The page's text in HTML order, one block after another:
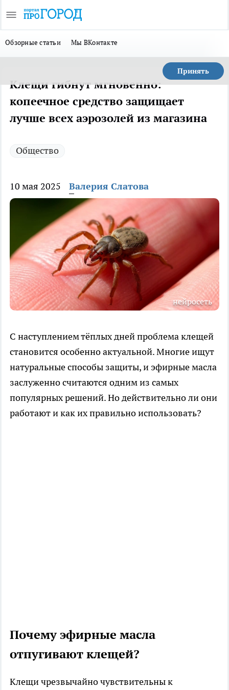
Обзорные статьи Мы ВКонтакте
Принять
Клещи гибнут мгновенно:
копеечное средство защищает
лучше всех аэрозолей из магазина
Общество
10 мая 2025 Валерия Слатова
нейросеть
С наступлением тёплых дней проблема клещей
становится особенно актуальной. Многие ищут
натуральные способы защиты, и эфирные масла
заслуженно считаются одним из самых
популярных решений. Но действительно ли они
работают и как их правильно использовать?
Почему эфирные масла
отпугивают клещей?
Клещи чрезвычайно чувствительны к